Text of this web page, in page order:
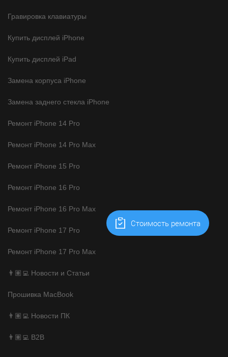
Гравировка клавиатуры
Купить дисплей iPhone
Купить дисплей iPad
Замена корпуса iPhone
Замена заднего стекла iPhone
Ремонт iPhone 14 Pro
Ремонт iPhone 14 Pro Max
Ремонт iPhone 15 Pro
Ремонт iPhone 16 Pro
Ремонт iPhone 16 Pro Max
Ремонт iPhone 17 Pro
Ремонт iPhone 17 Pro Max
👨🏽‍💻 Новости и Статьи
Прошивка MacBook
👨🏽‍💻 Новости ПК
👨🏽‍💻 B2B
Cтоимость ремонта